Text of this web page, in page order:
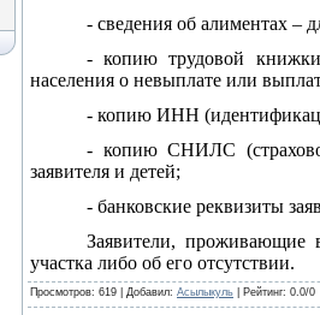
- сведения об алиментах –
- копию трудовой
населения о невыплате или
- копию ИНН
- копию СНИЛС
заявителя и детей;
- банковские реквизиты
Заявители, проживающие
участка либо об его отсутствии.
Просмотров: 619 | Добавил: Асылыкуль Рейтинг: 0.0/0